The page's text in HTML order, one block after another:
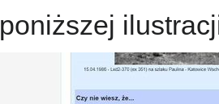
poniższej